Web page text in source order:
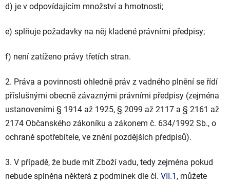
d) je v odpovídajícím množství a hmotnosti;
e) splňuje požadavky na něj kladené právními předpisy;
f) není zatíženo právy třetích stran.
2. Práva a povinnosti ohledně práv z vadného plnění se řídí
příslušnými obecně závaznými právními předpisy (zejména
ustanoveními § 1914 až 1925, § 2099 až 2117 a § 2161 až
2174 Občanského zákoníku a zákonem č. 634/1992 Sb., o
ochraně spotřebitele, ve znění pozdějších předpisů).
3. V případě, že bude mít Zboží vadu, tedy zejména pokud
nebude splněna některá z podmínek dle čl. VII.1 , můžete